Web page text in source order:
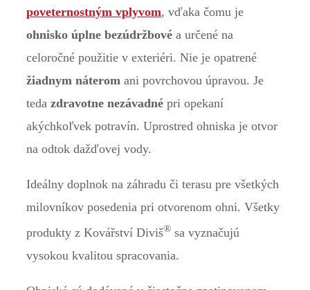
poveternostným vplyvom, vďaka čomu je
ohnisko úplne bezúdržbovéa určené na
celoročné použitie v exteriéri. Nie je opatrené
žiadnym náteromani povrchovou úpravou. Je
teda zdravotne nezávadnépri opekaní
akýchkoľvek potravín. Uprostred ohniska je otvor
na odtok dažďovej vody.
Ideálny doplnok na záhradu či terasu pre všetkých
milovníkov posedenia pri otvorenom ohni. Všetky
produkty z Kovářství Diviš®sa vyznačujú
vysokou kvalitou spracovania.